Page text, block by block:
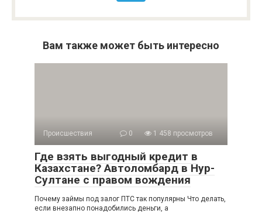
Вам также может быть интересно
Происшествия 0 1 458 просмотров
Где взять выгодный кредит в
Казахстане? Автоломбард в Нур-
Султане с правом вождения
Почему займы под залог ПТС так популярны Что делать,
если внезапно понадобились деньги, а